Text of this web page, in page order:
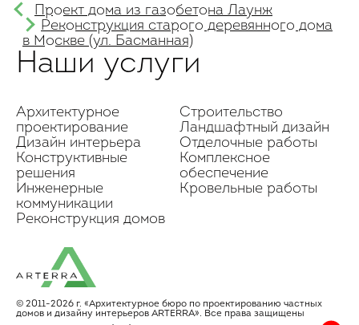
Проект дома из газобетона Лаунж
Реконструкция старого деревянного дома
в Москве (ул. Басманная)
Наши услуги
Архитектурное
проектирование
Дизайн интерьера
Конструктивные
решения
Инженерные
коммуникации
Реконструкция домов
Строительство
Ландшафтный дизайн
Отделочные работы
Комплексное
обеспечение
Кровельные работы
© 2011-2026 г. «Архитектурное бюро по проектированию частных
домов и дизайну интерьеров АRТЕRRA». Все права защищены